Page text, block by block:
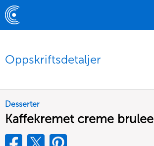
Oppskriftsdetaljer
Desserter
Kaffekremet creme brulee